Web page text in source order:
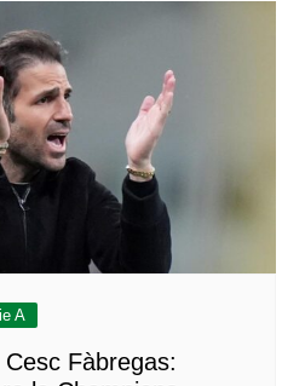
A
Cesc Fàbregas: